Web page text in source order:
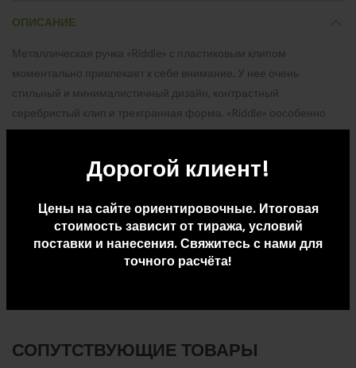
Дорогой клиент!
Цены на сайте ориентировочные. Итоговая
стоимость зависит от тиража, условий
поставки и нанесения. Свяжитесь с нами для
точного расчёта!
ОПИСАНИЕ
Металлическая ручка «Riddle» с пластиковым клипом
моментально привлекает к себе внимание. У нее очень
стильный и минималистичный дизайн, контрастный
серебристый клип и трехгранная форма. «Riddle» оособенно
понравится людям, предпочитающим чувствовать вес ручки.
ДОПОЛНИТЕЛЬНАЯ ИНФОРМАЦИЯ
СОПУТСТВУЮЩИЕ ТОВАРЫ